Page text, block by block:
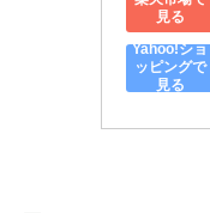
見る
Yahoo!ショ
ッピングで
見る